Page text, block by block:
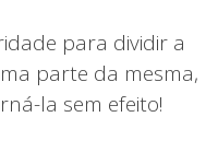
para dividir a
parte da mesma,
la sem efeito!